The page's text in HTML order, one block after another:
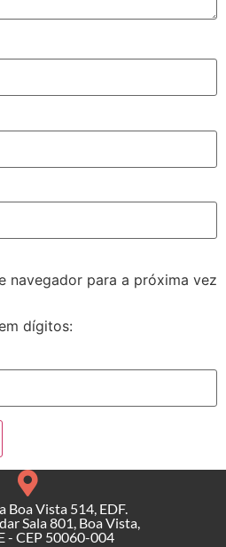
navegador para a próxima vez
dígitos:
Boa Vista 514, EDF.
Sala 801, Boa Vista,
- CEP 50060-004